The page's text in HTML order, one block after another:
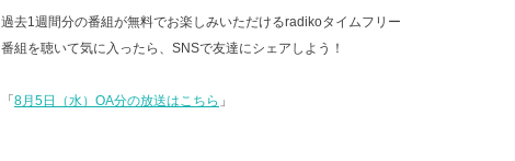
過去1週間分の番組が無料でお楽しみいただけるradikoタイムフリー
番組を聴いて気に入ったら、SNSで友達にシェアしよう！
「 8月5日（水）OA分の放送はこちら 」